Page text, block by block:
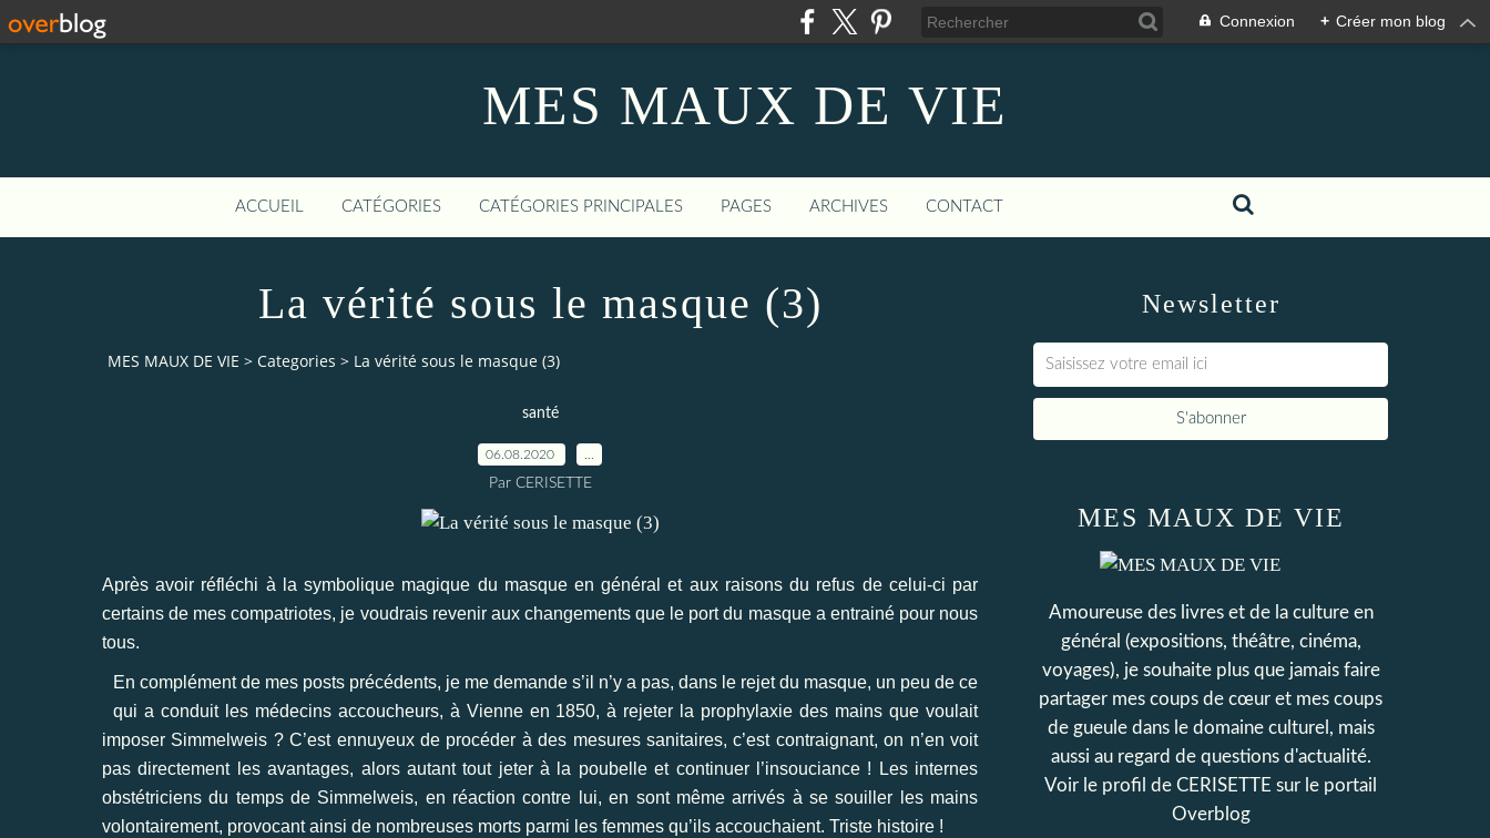
Connexion + Créer mon blog
MES MAUX DE VIE
ACCUEIL CATÉGORIES CATÉGORIES PRINCIPALES PAGES ARCHIVES CONTACT
La vérité sous le masque (3)
MES MAUX DE VIE > Categories > La vérité sous le masque (3)
santé
06.08.2020
Par CERISETTE
Après avoir réfléchi à la symbolique magique du masque en général et aux raisons du refus de celui-ci par
certains de mes compatriotes, je voudrais revenir aux changements que le port du masque a entrainé pour nous
tous.
En complément de mes posts précédents, je me demande s’il n’y a pas, dans le rejet du masque, un peu de ce
qui a conduit les médecins accoucheurs, à Vienne en 1850, à rejeter la prophylaxie des mains que voulait
imposer Simmelweis ? C’est ennuyeux de procéder à des mesures sanitaires, c’est contraignant, on n’en voit
pas directement les avantages, alors autant tout jeter à la poubelle et continuer l’insouciance ! Les internes
obstétriciens du temps de Simmelweis, en réaction contre lui, en sont même arrivés à se souiller les mains
volontairement, provocant ainsi de nombreuses morts parmi les femmes qu’ils accouchaient. Triste histoire !
Newsletter
MES MAUX DE VIE
Amoureuse des livres et de la culture en
général (expositions, théâtre, cinéma,
voyages), je souhaite plus que jamais faire
partager mes coups de cœur et mes coups
de gueule dans le domaine culturel, mais
aussi au regard de questions d'actualité.
Voir le profil de CERISETTE sur le portail
Overblog